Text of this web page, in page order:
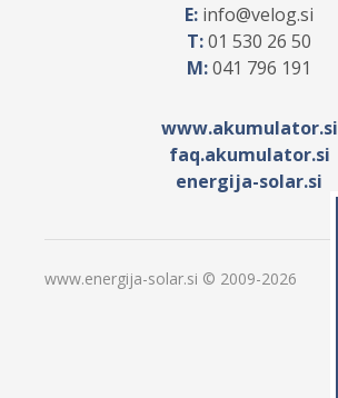
E: info
velog.si
T:01 530 26 50
M:041 796 191
www.akumulator.si
faq.akumulator.si
energija-solar.si
www.energija-solar.si © 2009-2026